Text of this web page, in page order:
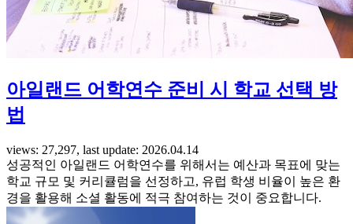
아일랜드 어학연수 준비 시 학교 선택 방
법
views: 27,297, last update: 2026.04.14
성공적인 아일랜드 어학연수를 위해서는 예산과 목표에 맞는
학교 규모 및 커리큘럼을 선정하고, 유럽 학생 비율이 높은 환
경을 활용해 소셜 활동에 적극 참여하는 것이 중요합니다.